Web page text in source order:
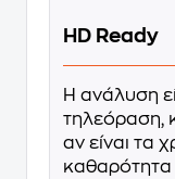
HD Ready
Η ανάλυση
τηλεόραση,
αν είναι τα
καθαρότητα